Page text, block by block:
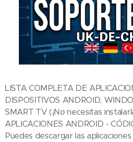
LISTA COMPLETA DE
DISPOSITIVOS ANDROID,
SMART TV (¡No necesitas
APLICACIONES ANDROID -
Puedes descargar las